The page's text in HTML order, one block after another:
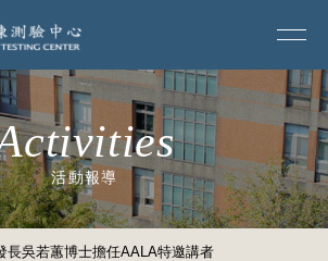
活動報導
長吳若蕙博士擔任AALA特邀講者